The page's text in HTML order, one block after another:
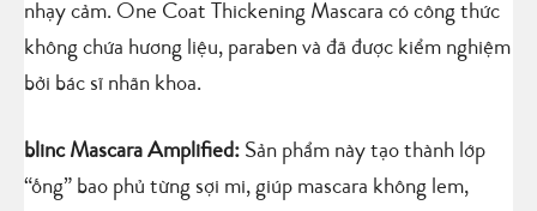
nhạy cảm. One Coat Thickening Mascara có công thức
không chứa hương liệu, paraben và đã được kiểm nghiệm
bởi bác sĩ nhãn khoa.
blinc Mascara Amplified: Sản phẩm này tạo thành lớp
“ống” bao phủ từng sợi mi, giúp mascara không lem,